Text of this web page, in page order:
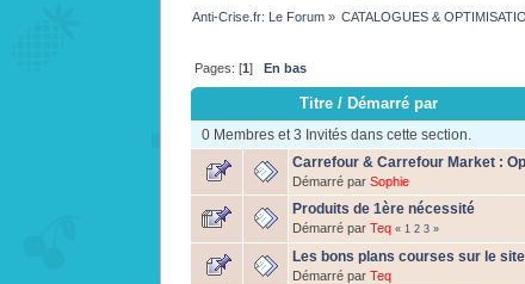
Anti-Crise.fr: Le Forum» CATALOGUES &
Pages: [1] En bas
Titre/ Démarré par
0 Membres et 3 Invités dans cette section.
Carrefour & Carrefour Market :
Démarré parSophie
Produits de 1ère nécessité
Démarré parTeq « 1 2 3 »
Les bons plans courses sur le site
Démarré parTeq